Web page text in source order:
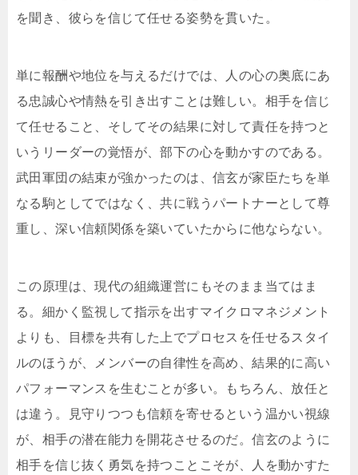
を聞き、彼らを信じて任せる姿勢を貫いた。
単に報酬や地位を与えるだけでは、人の心の奥底にあ
る忠誠心や情熱を引き出すことは難しい。相手を信じ
て任せること、そしてその結果に対して責任を持つと
いうリーダーの覚悟が、部下の心を動かすのである。
武田軍団の結束が強かったのは、信玄が家臣たちを単
なる駒としてではなく、共に戦うパートナーとして尊
重し、深い信頼関係を築いていたからに他ならない。
この原理は、現代の組織運営にもそのまま当てはま
る。細かく監視して指示を出すマイクロマネジメント
よりも、目標を共有した上でプロセスを任せるスタイ
ルのほうが、メンバーの自律性を高め、結果的に高い
パフォーマンスを生むことが多い。もちろん、放任と
は違う。見守りつつも信頼を寄せるという温かい視線
が、相手の潜在能力を開花させるのだ。信玄のように
相手を信じ抜く勇気を持つことこそが、人を動かすた